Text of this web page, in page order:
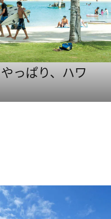
っぱり、ハワ